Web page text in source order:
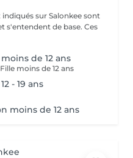
sur Salonkee sont
de base. Ces
de 12 ans
moins de 12 ans
- 19 ans
moins de 12 ans